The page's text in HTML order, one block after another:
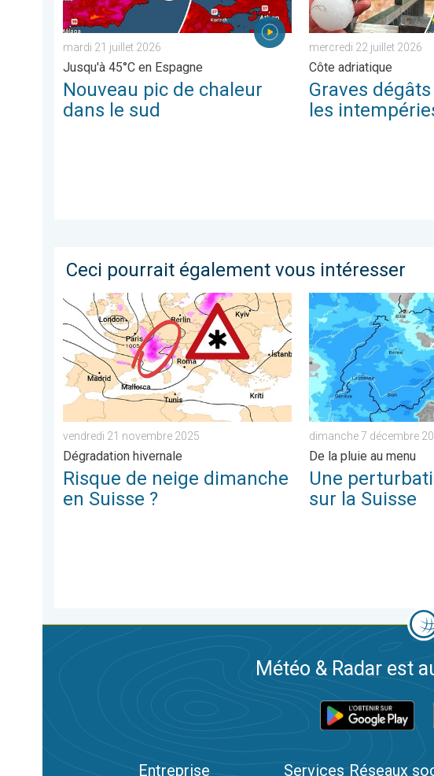
mardi 21 juillet 2026
Jusqu'à 45°C en Espagne
Nouveau pic de chaleur
dans le sud
mercredi 22 juillet 2026
Côte adriatique
Graves
les
Ceci pourrait également vous intéresser
Risque de neige dimanche en Suisse ?. Dégradation hivernale. . .
vendredi 21 novembre 2025
Dégradation hivernale
Risque de neige dimanche
en Suisse ?
Une perturbation
dimanche 7 décembre
De la pluie au menu
Une
sur la Suisse
Météo & Radar est
Entreprise Services Réseaux